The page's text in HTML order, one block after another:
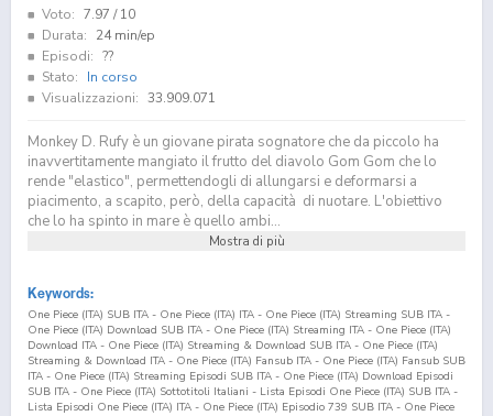
Voto: 7.97 / 10
Durata:
24 min/ep
Episodi: ??
Stato:
In corso
Visualizzazioni: 33.909.071
Monkey D. Rufy è un giovane pirata sognatore che da piccolo ha
inavvertitamente mangiato il frutto del diavolo Gom Gom che lo
rende "elastico", permettendogli di allungarsi e deformarsi a
piacimento, a scapito, però, della capacità di nuotare. L'obiettivo
che lo ha spinto in mare è quello ambi...
Mostra di più
Keywords:
One Piece (ITA) SUB ITA - One Piece (ITA) ITA - One Piece (ITA) Streaming SUB ITA -
One Piece (ITA) Download SUB ITA - One Piece (ITA) Streaming ITA - One Piece (ITA)
Download ITA - One Piece (ITA) Streaming & Download SUB ITA - One Piece (ITA)
Streaming & Download ITA - One Piece (ITA) Fansub ITA - One Piece (ITA) Fansub SUB
ITA - One Piece (ITA) Streaming Episodi SUB ITA - One Piece (ITA) Download Episodi
SUB ITA - One Piece (ITA) Sottotitoli Italiani - Lista Episodi One Piece (ITA) SUB ITA -
Lista Episodi One Piece (ITA) ITA - One Piece (ITA) Episodio 739 SUB ITA - One Piece